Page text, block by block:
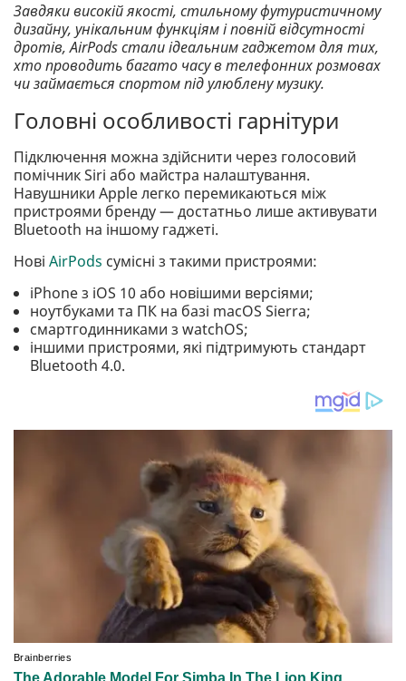
Завдяки високій якості, стильному футуристичному
дизайну, унікальним функціям і повній відсутності
дротів, AirPods стали ідеальним гаджетом для тих,
хто проводить багато часу в телефонних розмовах
чи займається спортом під улюблену музику.
Головні особливості гарнітури
Підключення можна здійснити через голосовий
помічник Siri або майстра налаштування.
Навушники Apple легко перемикаються між
пристроями бренду — достатньо лише активувати
Bluetooth на іншому гаджеті.
Нові AirPods сумісні з такими пристроями:
iPhone з iOS 10 або новішими версіями;
ноутбуками та ПК на базі macOS Sierra;
смартгодинниками з watchOS;
іншими пристроями, які підтримують стандарт
Bluetooth 4.0.